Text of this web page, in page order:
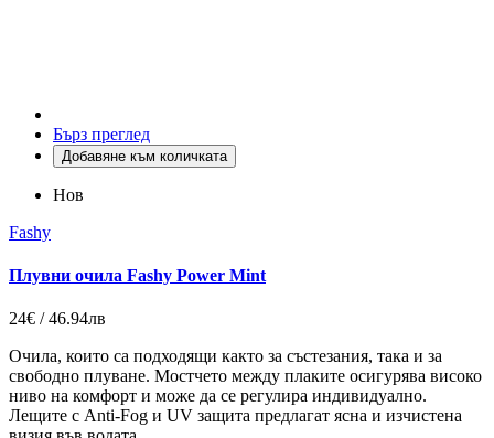
Бърз преглед
Добавяне към количката
Нов
Fashy
Плувни очила Fashy Power Mint
24€ / 46.94лв
Очила, които са подходящи както за състезания, така и за
свободно плуване. Мостчето между плаките осигурява високо
ниво на комфорт и може да се регулира индивидуално.
Лещите с Anti-Fog и UV защита предлагат ясна и изчистена